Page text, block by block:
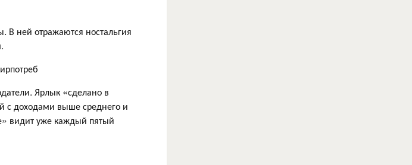
В ней отражаются ностальгия
Ярлык «сделано в
с доходами выше среднего и
видит уже каждый пятый